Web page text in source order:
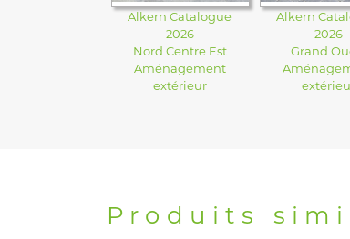
Alkern Catalogue
2026
Nord Centre Est
Aménagement
extérieur
Alkern
2026
Grand
Produits